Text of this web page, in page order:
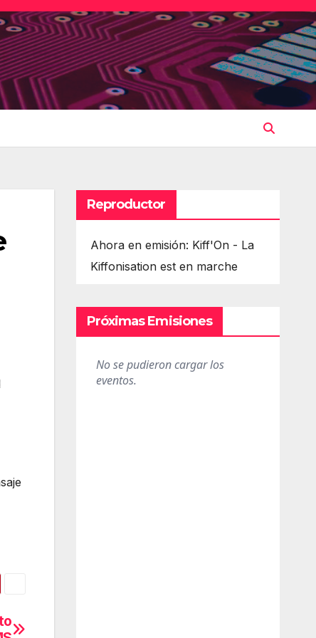
Reproductor
Ahora en emisión: Kiff'On - La
Kiffonisation est en marche
Próximas Emisiones